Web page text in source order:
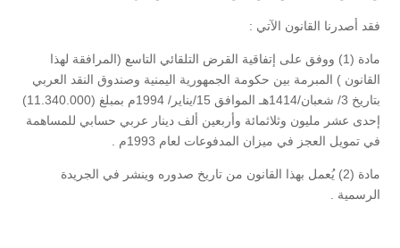
فقد أصدرنا القانون الآتي :
مادة (1) ووفق على إتفاقية القرض التلقائي التاسع (المرافقة لهذا
القانون ) المبرمة بين حكومة الجمهورية اليمنية وصندوق النقد العربي
بتاريخ 3/ شعبان/1414هـ الموافق 15/يناير/ 1994م بمبلغ (11.340.000)
إحدى عشر مليون وثلاثمائة وأربعين ألف دينار عربي حسابي للمساهمة
في تمويل العجز في ميزان المدفوعات لعام 1993م .
مادة (2) يُعمل بهذا القانون من تاريخ صدوره وينشر في الجريدة
الرسمية .